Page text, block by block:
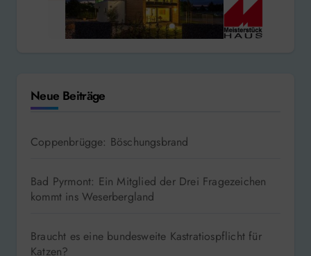
Neue Beiträge
Coppenbrügge: Böschungsbrand
Bad Pyrmont: Ein Mitglied der Drei Fragezeichen
kommt ins Weserbergland
Braucht es eine bundesweite Kastratiospflicht für
Katzen?